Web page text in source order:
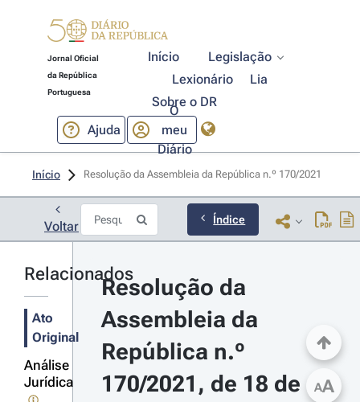
Jornal Oficial
da República
Portuguesa
Início
Legislação
Lexionário
Lia
Sobre o DR
Ajuda
O
meu
Diário
Início Resolução da Assembleia da República n.º 170/2021
Voltar Índice
Relacionados
Ato
Original
Análise
Jurídica
Resolução da
Assembleia da
República n.º
170/2021, de 18 de
AA